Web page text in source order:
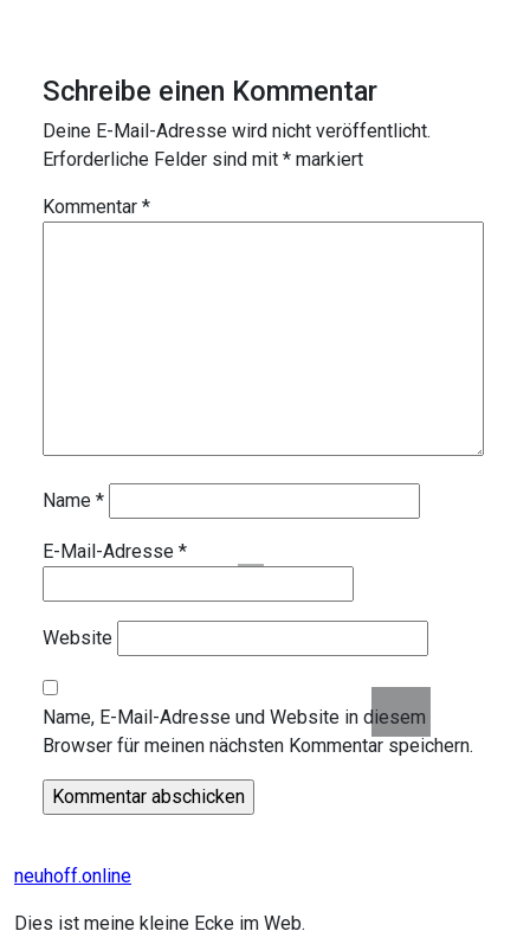
Schreibe einen Kommentar
Deine E-Mail-Adresse wird nicht veröffentlicht.
Erforderliche Felder sind mit * markiert
Kommentar *
Name *
E-Mail-Adresse *
Website
Name, E-Mail-Adresse und Website in diesem
Browser für meinen nächsten Kommentar speichern.
neuhoff.online
Dies ist meine kleine Ecke im Web.